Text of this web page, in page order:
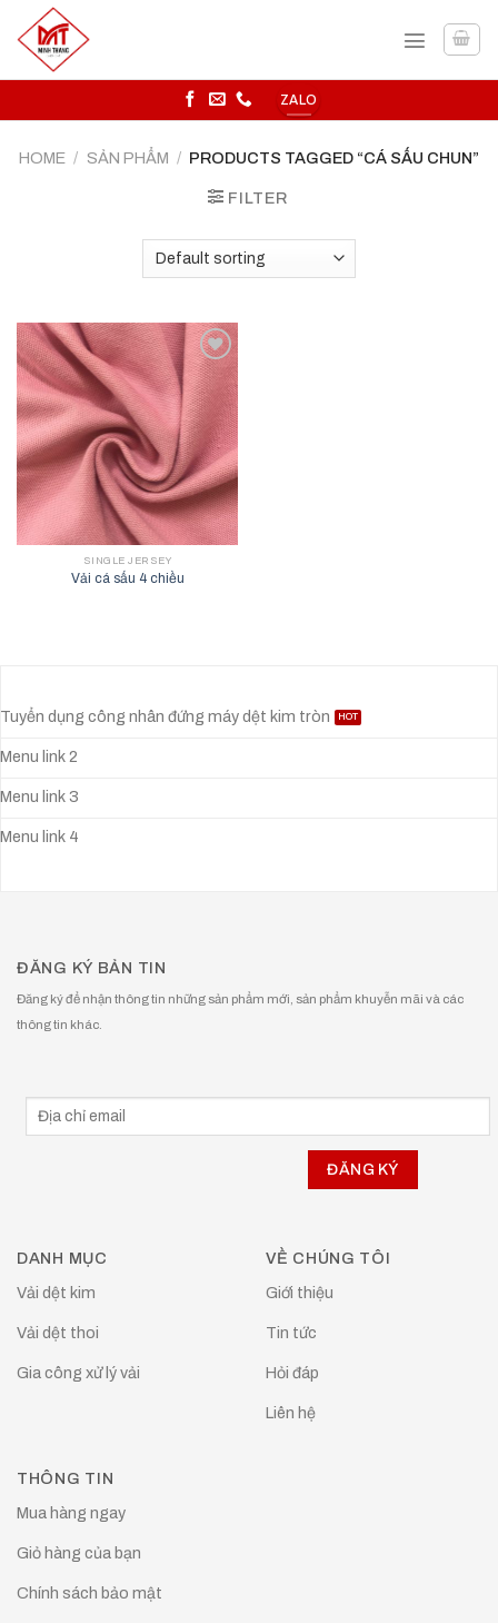
content
ZALO
HOME / SẢN PHẨM / PRODUCTS TAGGED “CÁ SẤU CHUN”
FILTER
Add to
wishlist
SINGLE JERSEY
Vải cá sấu 4 chiều
Tuyển dụng công nhân đứng máy dệt kim tròn
Menu link 2
Menu link 3
Menu link 4
ĐĂNG KÝ BẢN TIN
Đăng ký để nhận thông tin những sản phẩm mới, sản phẩm khuyễn mãi và các
thông tin khác.
DANH MỤC
Vải dệt kim
Vải dệt thoi
Gia công xử lý vải
VỀ CHÚNG TÔI
Giới thiệu
Tin tức
Hỏi đáp
Liên hệ
THÔNG TIN
Mua hàng ngay
Giỏ hàng của bạn
Chính sách bảo mật